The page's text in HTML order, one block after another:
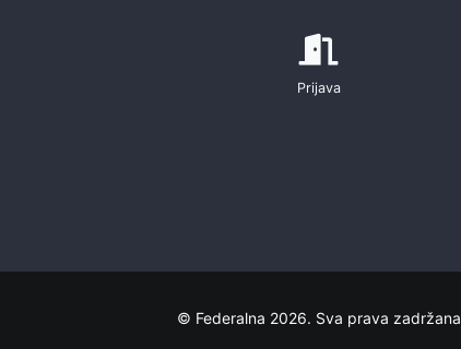
Prijava
© Federalna 2026. Sva prava zadržana